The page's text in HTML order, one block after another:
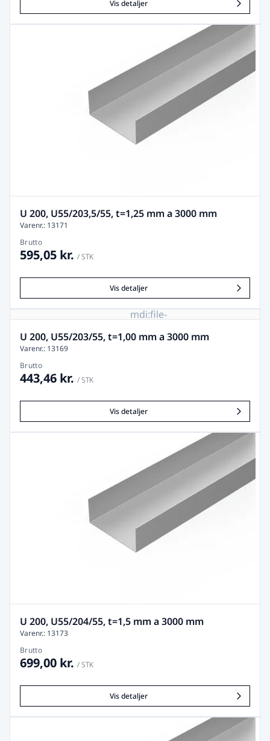
Vis detaljer
U 200, U55/203,5/55, t=1,25 mm a 3000 mm
Varenr.: 13171
Brutto
595,05 kr. / STK
Vis detaljer
mdi:file-
image-
remove
U 200, U55/203/55, t=1,00 mm a 3000 mm
Varenr.: 13169
Brutto
443,46 kr. / STK
Vis detaljer
U 200, U55/204/55, t=1,5 mm a 3000 mm
Varenr.: 13173
Brutto
699,00 kr. / STK
Vis detaljer